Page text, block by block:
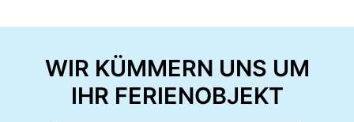
WIR KÜMMERN UNS UM
IHR FERIENOBJEKT